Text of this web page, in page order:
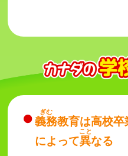
義務
ぎむ
教育は高校
によって異
こと
なる